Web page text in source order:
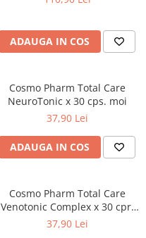
ADAUGA IN COS
Cosmo Pharm Total Care
NeuroTonic x 30 cps. moi
37,90 Lei
ADAUGA IN COS
Cosmo Pharm Total Care
Venotonic Complex x 30 cpr.
film.
37,90 Lei